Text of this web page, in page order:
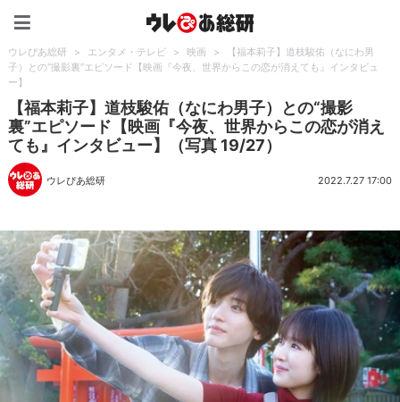
ウレぴあ総研 > エンタメ・テレビ > 映画 >
【福本莉子】道枝駿佑（なにわ男
子）との“撮影裏”エピソード【映画『今夜、世界からこの恋が消えても』インタビュ
ー】
【福本莉子】道枝駿佑（なにわ男子）との“撮影
裏”エピソード【映画『今夜、世界からこの恋が消え
ても』インタビュー】（写真 19/27）
ウレぴあ総研 2022.7.27 17:00